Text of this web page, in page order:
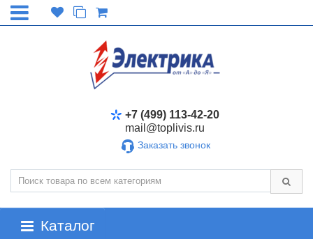
+7 (499) 113-42-20
mail@toplivis.ru
Заказать звонок
Каталог